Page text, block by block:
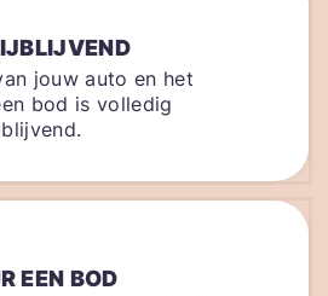
jouw auto en het
bod is volledig
EEN BOD